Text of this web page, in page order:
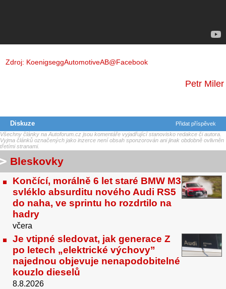
Zdroj: KoenigseggAutomotiveAB@Facebook
Petr Miler
Diskuze
Přidat příspěvek
Všechny články na Autoforum.cz jsou komentáře vyjadřující stanovisko redakce či autora.
Vyjma článků označených jako inzerce není obsah sponzorován ani jinak obdobně ovlivněn
třetími stranami.
Bleskovky
Končící, morálně 6 let staré BMW M3
svléklo absurditu nového Audi RS5
do naha, ve sprintu ho rozdrtilo na
hadry
včera
Je vtipné sledovat, jak generace Z
po letech „elektrické výchovy”
najednou objevuje nenapodobitelné
kouzlo dieselů
8.8.2026